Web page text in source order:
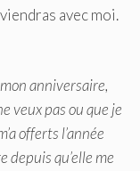
avec moi.
anniversaire,
veux pas ou que je
offerts l’année
depuis qu’elle me